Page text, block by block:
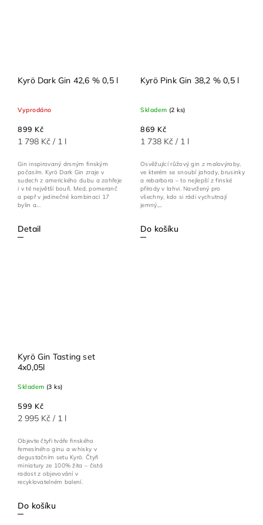
Kyrö Dark Gin 42,6 % 0,5 l
Vyprodáno
899 Kč
1 798 Kč / 1 l
Detail
Gin inspirovaný drsným finským
počasím. Kyrö Dark Gin zraje v
sudech z amerického dubu a zahřeje
i v té největší bouři. Med, pomeranč
a pepř v jedinečné kombinaci 17
bylin a...
Kyrö Pink Gin 38,2 % 0,5 l
Skladem (2 ks)
869 Kč
1 738 Kč / 1 l
Do košíku
Osvěžující růžový gin z malovýroby,
ve kterém se snoubí jahody, brusinky
a rebarbora – to nejlepší z finské
přírody v lahvi. Navržený pro
všechny, kdo si rádi vychutnají
jemný,...
Kyrö Gin Tasting set
4x0,05l
Skladem (3 ks)
599 Kč
2 995 Kč / 1 l
Do košíku
Objevte čtyři tváře finského
řemeslného ginu a whisky v
degustačním setu Kyrö. Čtyři
miniatury ze 100% žita – čistá
radost z objevování v
recyklovatelném balení.